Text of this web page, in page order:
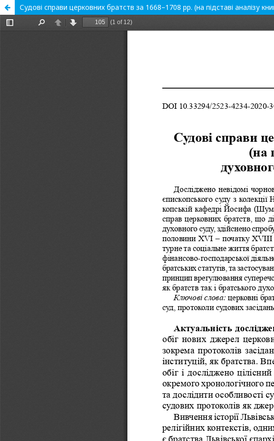
Судові справи церковних братств за 1668–1708 рр. (на підставі аналізу